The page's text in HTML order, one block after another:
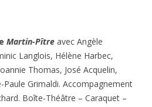
Martin-Pître avec Angèle
Langlois, Hélène Harbec,
Thomas, José Acquelin,
Paule Grimaldi. Accompagnement
Boîte-Théâtre – Caraquet –